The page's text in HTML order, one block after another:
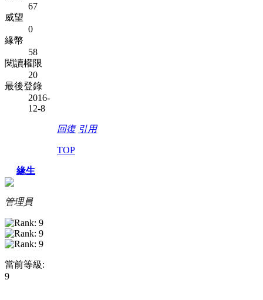
67
威望
0
緣幣
58
閱讀權限
20
最後登錄
2016-
12-8
回復 引用
TOP
緣生
管理員
當前等級:
9